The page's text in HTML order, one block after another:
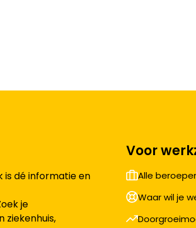
is dé informatie en
je
ziekenhuis,
Voor
Alle
Waar wil je